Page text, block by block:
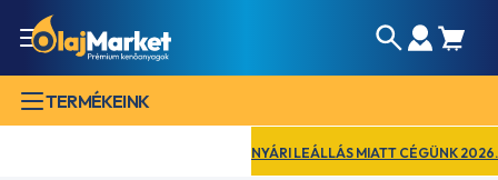
TERMÉKEINK
NYÁRI LEÁLLÁS MIATT CÉGÜNK 2026.